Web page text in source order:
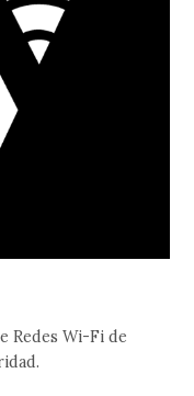
Redes Wi-Fi de